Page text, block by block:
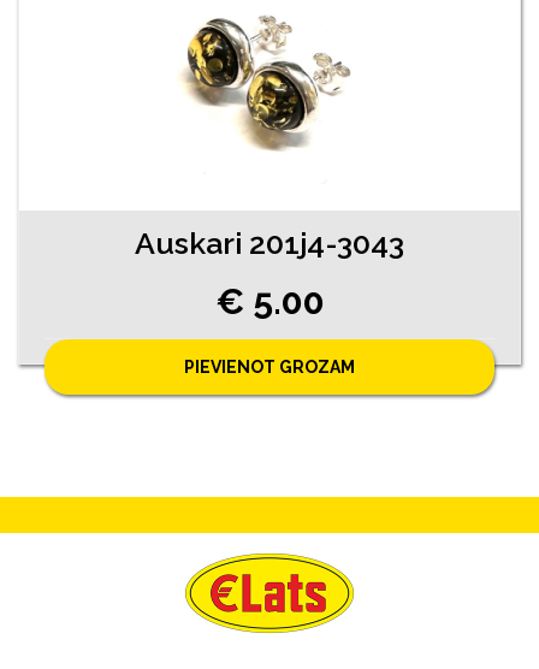
Auskari 201j4-3043
€ 5.00
PIEVIENOT GROZAM